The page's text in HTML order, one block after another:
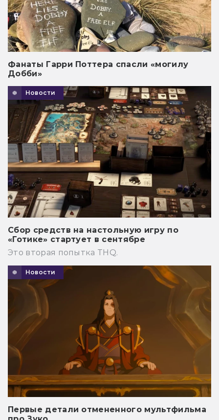
Фанаты Гарри Поттера спасли «могилу
Добби»
Новости
Сбор средств на настольную игру по
«Готике» стартует в сентябре
Это вторая попытка THQ.
Новости
Первые детали отмененного мультфильма